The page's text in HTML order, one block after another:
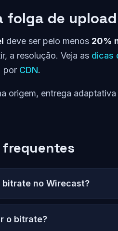
folga de upload
deve ser pelo menos 20%
a resolução. Veja as dicas
por CDN.
origem, entrega
bitrate no Wirecast?
o bitrate?